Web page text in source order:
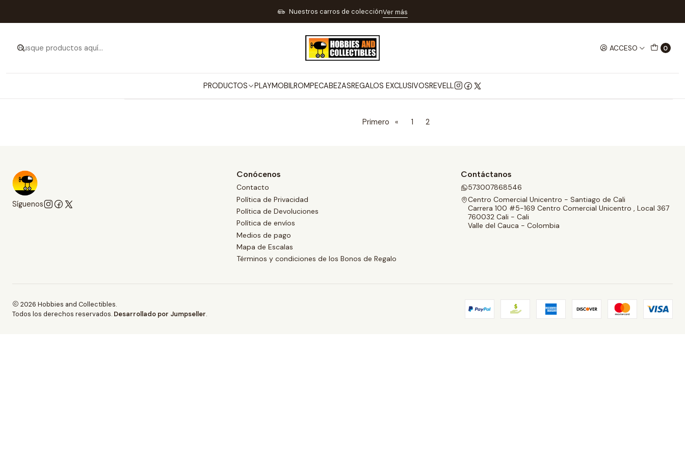
ACCESO 0
PRODUCTOS PLAYMOBILROMPECABEZASREGALOS EXCLUSIVOSREVELL
Nuestros carros de colecciónVer más
Inicio MARCAS MAISTO
MAISTO
Primero « 1 2
Síguenos
Conócenos
Contacto
Política de Privacidad
Política de Devoluciones
Política de envíos
Medios de pago
Mapa de Escalas
Términos y condiciones de los Bonos de Regalo
Contáctanos
573007868546
Centro Comercial Unicentro - Santiago de Cali
Carrera 100 #5-169 Centro Comercial Unicentro , Local 367
760032 Cali - Cali
Valle del Cauca - Colombia
2026 Hobbies and Collectibles.
Todos los derechos reservados. Desarrollado por Jumpseller.